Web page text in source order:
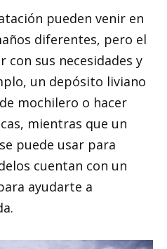
pueden venir en
diferentes, pero el
con sus necesidades y
un depósito liviano
mochilero o hacer
mientras que un
puede usar para
cuentan con un
ayudarte a